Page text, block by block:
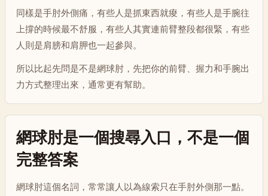
同樣是手肘外側痛，有些人是抓東西就痠，有些人是手腕往
上撐的時候最不舒服，有些人其實連前臂整段都很緊，有些
人則是肩膀和肩胛也一起參與。
所以比起先問是不是網球肘，先把你的前臂、握力和手腕出
力方式整理出來，通常更有幫助。
網球肘是一個搜尋入口，不是一個
完整答案
網球肘這個名詞，常常讓人以為線索只在手肘外側那一點。